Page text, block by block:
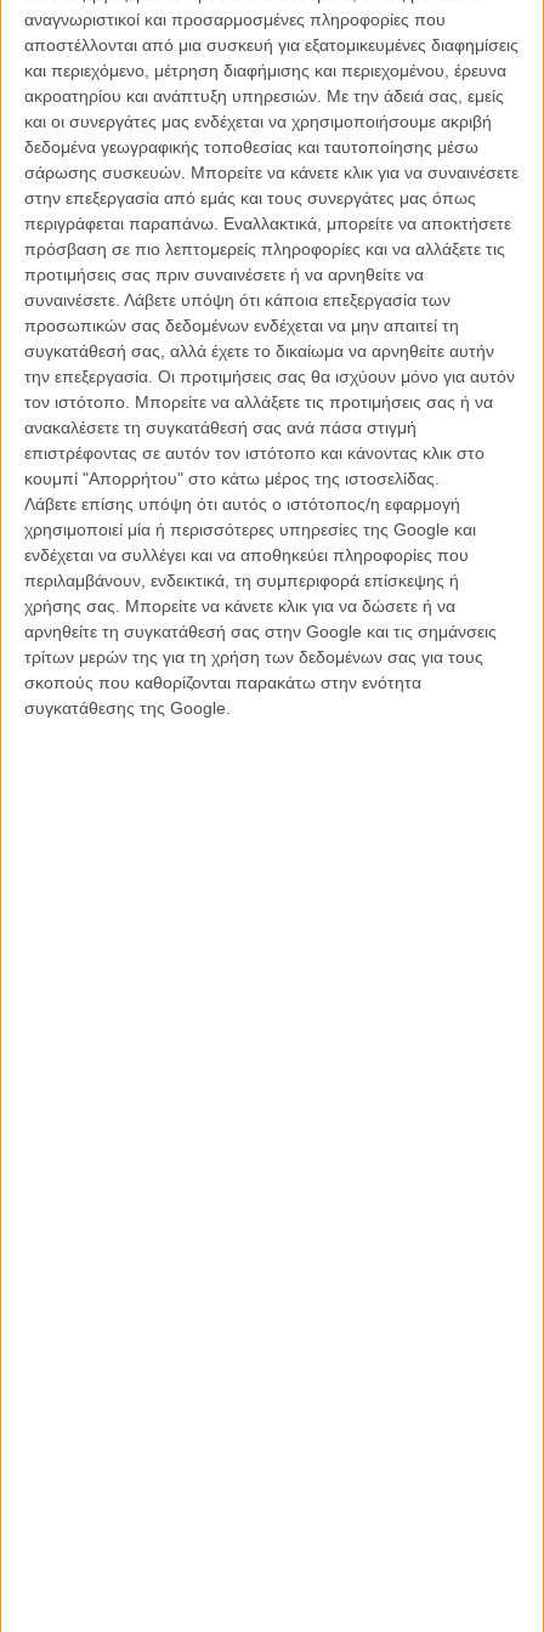
αναγνωριστικοί και προσαρμοσμένες πληροφορίες που
αποστέλλονται από μια συσκευή για εξατομικευμένες διαφημίσεις
και περιεχόμενο, μέτρηση διαφήμισης και περιεχομένου, έρευνα
ακροατηρίου και ανάπτυξη υπηρεσιών. Με την άδειά σας, εμείς
και οι συνεργάτες μας ενδέχεται να χρησιμοποιήσουμε ακριβή
δεδομένα γεωγραφικής τοποθεσίας και ταυτοποίησης μέσω
σάρωσης συσκευών. Μπορείτε να κάνετε κλικ για να συναινέσετε
στην επεξεργασία από εμάς και τους συνεργάτες μας όπως
περιγράφεται παραπάνω. Εναλλακτικά, μπορείτε να αποκτήσετε
πρόσβαση σε πιο λεπτομερείς πληροφορίες και να αλλάξετε τις
προτιμήσεις σας πριν συναινέσετε ή να αρνηθείτε να
συναινέσετε. Λάβετε υπόψη ότι κάποια επεξεργασία των
προσωπικών σας δεδομένων ενδέχεται να μην απαιτεί τη
συγκατάθεσή σας, αλλά έχετε το δικαίωμα να αρνηθείτε αυτήν
την επεξεργασία. Οι προτιμήσεις σας θα ισχύουν μόνο για αυτόν
τον ιστότοπο. Μπορείτε να αλλάξετε τις προτιμήσεις σας ή να
ανακαλέσετε τη συγκατάθεσή σας ανά πάσα στιγμή
επιστρέφοντας σε αυτόν τον ιστότοπο και κάνοντας κλικ στο
κουμπί "Απορρήτου" στο κάτω μέρος της ιστοσελίδας.
Λάβετε επίσης υπόψη ότι αυτός ο ιστότοπος/η εφαρμογή
χρησιμοποιεί μία ή περισσότερες υπηρεσίες της Google και
ενδέχεται να συλλέγει και να αποθηκεύει πληροφορίες που
περιλαμβάνουν, ενδεικτικά, τη συμπεριφορά επίσκεψης ή
χρήσης σας. Μπορείτε να κάνετε κλικ για να δώσετε ή να
αρνηθείτε τη συγκατάθεσή σας στην Google και τις σημάνσεις
τρίτων μερών της για τη χρήση των δεδομένων σας για τους
σκοπούς που καθορίζονται παρακάτω στην ενότητα
συγκατάθεσης της Google.
στρέψει την προσοχή του στην επόμενη δημιουργία του. Πρόκειται
για μια βιογραφική ταινία που θα εξερευνήσει τη ζωή του Χόιτ
Ρίτσαρντς, ενός ανθρώπου που γνώρισε την απόλυτη δόξα στον
κόσμο της μόδας πριν βρεθεί αντιμέτωπος με μια πραγματικότητα
πολύ διαφορετική από εκείνη που έδειχναν τα εξώφυλλα των
περιοδικών.
Στον κεντρικό ρόλο θα βρεθεί ο Νίκολας Γκαλίτζιν, ένας από τους
πιο ανερχόμενους ηθοποιούς της γενιάς του, ο οποίος μετά τις
επιτυχίες των τελευταίων χρόνων συνεχίζει να επιλέγει έργα με
ιδιαίτερο ενδιαφέρον. Η ταινία θα ακολουθήσει την πορεία του
Ρίτσαρντς από τα τέλη της δεκαετίας του 1980, όταν εξελίχθηκε σε
ένα από τα πιο ακριβοπληρωμένα ανδρικά μοντέλα στον κόσμο και
συνεργάστηκε με κορυφαίους οίκους μόδας όπως την Βερσάτσε και
τον Βαλεντίνο. Πίσω όμως από τη λαμπερή εικόνα που
προβαλλόταν δημόσια, κρυβόταν μια πολύ πιο σύνθετη προσωπική
ιστορία, η οποία σήμερα εξακολουθεί να προκαλεί έντονο
ενδιαφέρον.
Διαβάστε ακόμα:Ρίντλεϊ Σκοτ και Χιου Τζάκμαν ενώνουν
δυνάμεις στο «Treasure Island»